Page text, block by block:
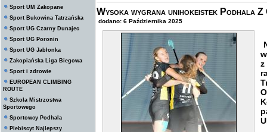
Sport UM Zakopane
Sport Bukowina Tatrzańska
Sport UG Czarny Dunajec
Sport UG Poronin
Sport UG Jabłonka
Zakopiańska Liga Biegowa
Sport i zdrowie
EUROPEAN CLIMBING
ROUTE
Szkoła Mistrzostwa
Sportowego
Sportowcy Podhala
Plebiscyt Najlepszy
Wysoka wygrana unihokeistek Podhala Z
dodano: 6 Października 2025
z